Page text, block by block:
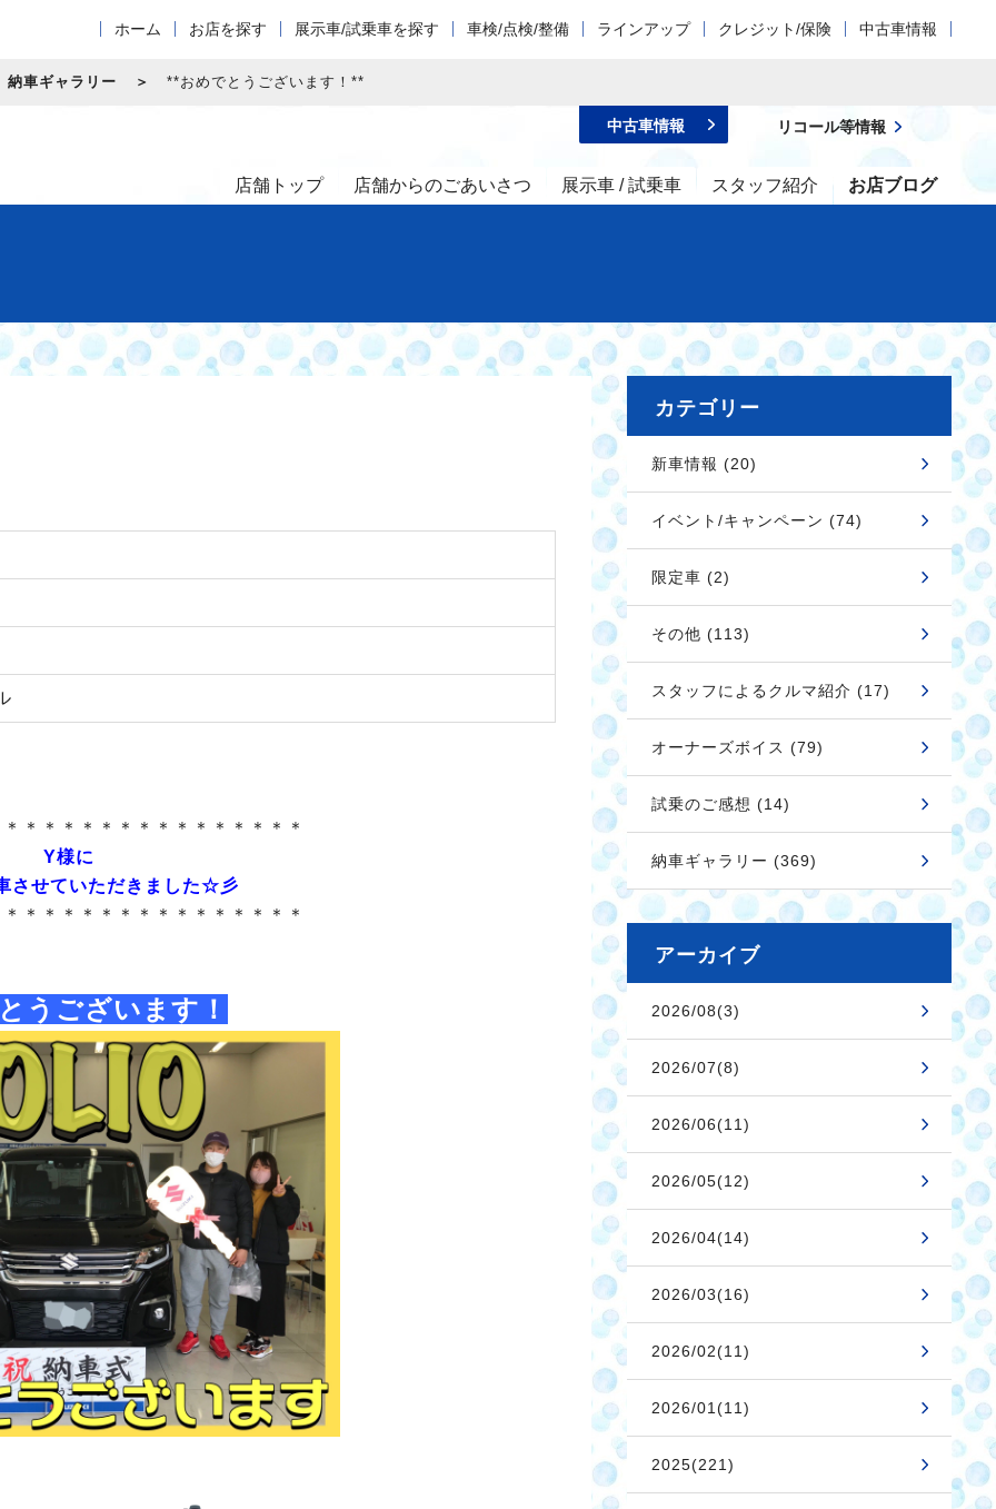
ホーム お店を探す 展示車/試乗車を探す 車検/点検/整備 ラインアップ クレジット/保険 中古車情報
納車ギャラリー **おめでとうございます！**
店舗トップ 店舗からのごあいさつ 展示車 / 試乗車 スタッフ紹介 お店ブログ
中古車情報 リコール等情報
＊＊＊＊＊＊＊＊＊＊＊＊＊＊＊
Y様に
させていただきました☆彡
＊＊＊＊＊＊＊＊＊＊＊＊＊＊＊
うございます！
カテゴリー
新車情報 (20)
イベント/キャンペーン (74)
限定車 (2)
その他 (113)
スタッフによるクルマ紹介 (17)
オーナーズボイス (79)
試乗のご感想 (14)
納車ギャラリー (369)
アーカイブ
2026/08(3)
2026/07(8)
2026/06(11)
2026/05(12)
2026/04(14)
2026/03(16)
2026/02(11)
2026/01(11)
2025(221)